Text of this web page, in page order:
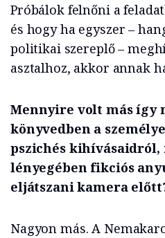
Próbálok felnőni a
és hogy ha egyszer –
politikai szereplő –
asztalhoz, akkor annak
Mennyire volt más így
könyvedben a
pszichés kihívásaidról,
lényegében fikciós
eljátszani kamera
Nagyon más. A